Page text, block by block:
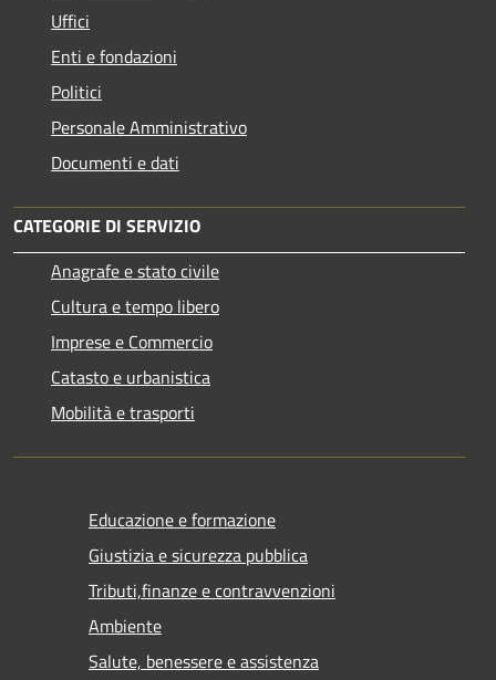
Uffici
Enti e fondazioni
Politici
Personale Amministrativo
Documenti e dati
CATEGORIE DI SERVIZIO
Anagrafe e stato civile
Cultura e tempo libero
Imprese e Commercio
Catasto e urbanistica
Mobilità e trasporti
Educazione e formazione
Giustizia e sicurezza pubblica
Tributi,finanze e contravvenzioni
Ambiente
Salute, benessere e assistenza